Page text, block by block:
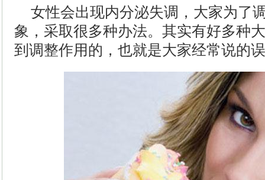
女性会出现内分泌失调，大家为了
象，采取很多种办法。其实有好多种
到调整作用的，也就是大家经常说的